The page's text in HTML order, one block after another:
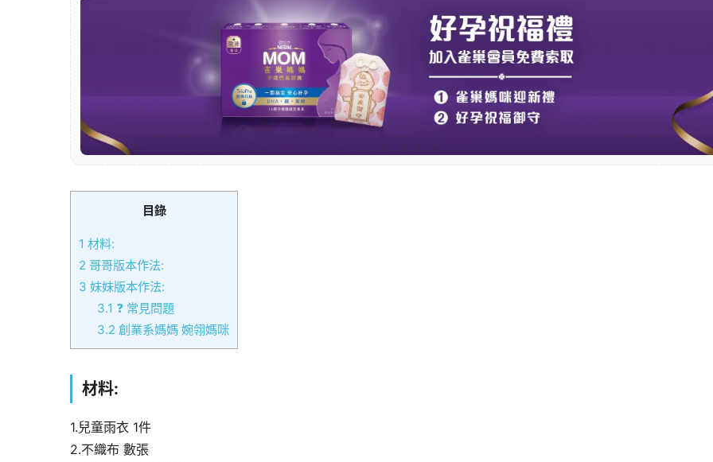
目錄
1 材料:
2 哥哥版本作法:
3 妹妹版本作法:
3.1 ❓ 常見問題
3.2 創業系媽媽 婉翎媽咪
材料:
1.兒童雨衣 1件
2.不織布 數張